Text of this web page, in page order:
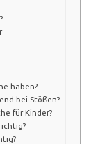
haben?
bei Stößen?
für Kinder?